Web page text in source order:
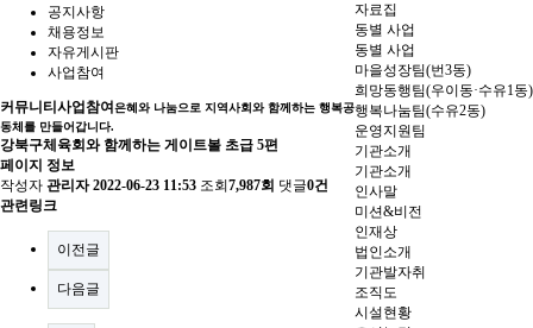
자료집
동별 사업
동별 사업
마을성장팀(번3동)
희망동행팀(우이동·수유1동)
행복나눔팀(수유2동)
운영지원팀
기관소개
기관소개
인사말
미션&비전
인재상
법인소개
기관발자취
조직도
시설현황
공지사항
채용정보
자유게시판
사업참여
커뮤니티 사업참여은혜와 나눔으로 지역사회와 함께하는 행복공
동체를 만들어갑니다.
강북구체육회와 함께하는 게이트볼 초급 5편
페이지 정보
작성자 관리자 2022-06-23 11:53 조회 7,987회 댓글0건
관련링크
이전글
다음글